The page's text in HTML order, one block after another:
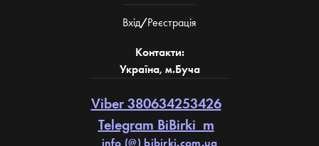
Вхiд/Реєстрація
Контакти:
Україна, м.Буча
Viber 380634253426
Telegram BiBirki_m
info (@) bibirki.com.ua